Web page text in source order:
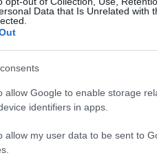
Data that Is Unrelated with
allow Google to enable storage
identifiers in apps.
allow my user data to be sent to
Άμυνα
αντιαεροπορικής
Αντιαεροπορικής
Αεροπορικής
AIM-9L/I-1 Sidewinder
Αντιαεροπορικής